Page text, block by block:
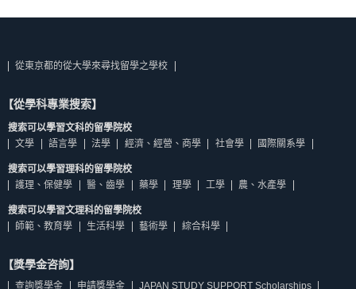
從東京都的從大學來尋找留學之學校
【從學科專業搜索】
搜索可以學習文科的留學院校
文學
語言學 法學 經濟、經營、商學 社會學 國際關系學
搜索可以學習理科的留學院校
護理、保健學
醫、齒學 藥學 理學 工學 農、水產學
搜索可以學習文理科的留學院校
師範、教育學
生活科學 藝術學 綜合科學
【獎學金咨詢】
查詢獎學金 申請獎學金 JAPAN STUDY SUPPORT Scholarships